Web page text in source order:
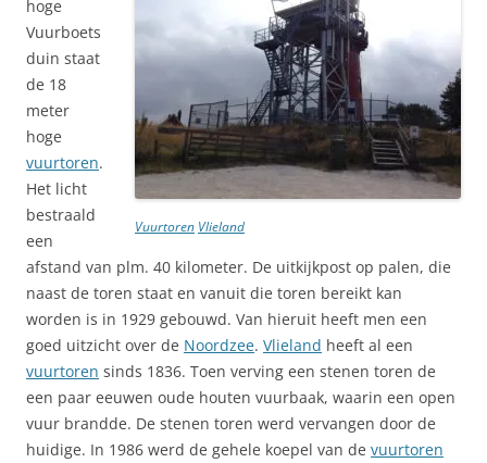
Vuurtoren Vlieland
hoge
Vuurboets
duin staat
de 18
meter
hoge
vuurtoren.
Het licht
bestraald
een
afstand van plm. 40 kilometer. De uitkijkpost op palen, die
naast de toren staat en vanuit die toren bereikt kan
worden is in 1929 gebouwd. Van hieruit heeft men een
goed uitzicht over de Noordzee. Vlieland heeft al een
vuurtoren sinds 1836. Toen verving een stenen toren de
een paar eeuwen oude houten vuurbaak, waarin een open
vuur brandde. De stenen toren werd vervangen door de
huidige. In 1986 werd de gehele koepel van de vuurtoren